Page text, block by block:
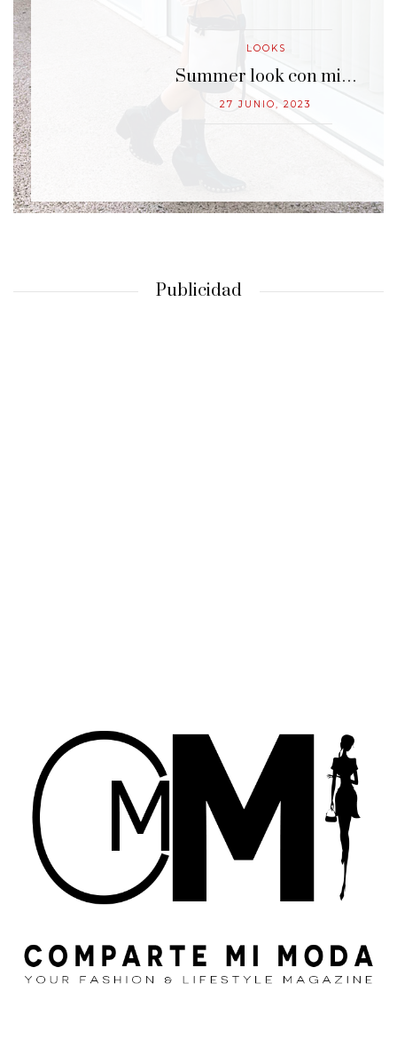
LOOKS
Summer look con mi…
27 JUNIO, 2023
Publicidad